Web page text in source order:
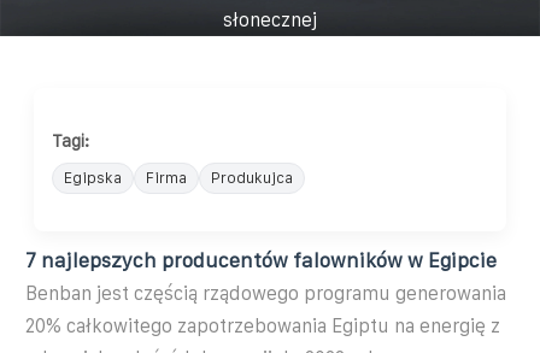
słonecznej
Tagi:
Egipska Firma Produkujca
7 najlepszych producentów falowników w Egipcie
Benban jest częścią rządowego programu generowania
20% całkowitego zapotrzebowania Egiptu na energię z